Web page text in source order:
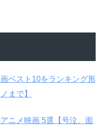
ベスト10をランキング形
まで】
ニメ映画 5選【号泣、面